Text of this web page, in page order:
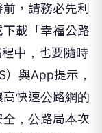
，請務必先利
載「幸福公路
中，也要隨時
與App提示，
快速公路網的
，公路局本次